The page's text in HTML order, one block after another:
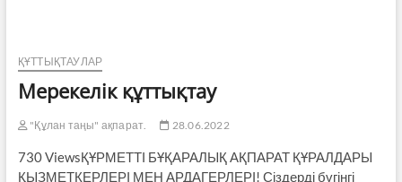
тағайындалды
ҚҰТТЫҚТАУЛАР
Мерекелік құттықтау
"Құлан таңы" ақпарат. 28.06.2022
730 ViewsҚҰРМЕТТІ БҰҚАРАЛЫҚ АҚПАРАТ ҚҰРАЛДАРЫ
ҚЫЗМЕТКЕРЛЕРІ МЕН АРДАГЕРЛЕРІ! Сіздерді бүгінгі